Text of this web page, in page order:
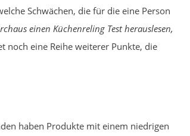
Schwächen, die für die eine Person
einen Küchenreling Test herauslesen,
noch eine Reihe weiterer Punkte, die
haben Produkte mit einem niedrigen